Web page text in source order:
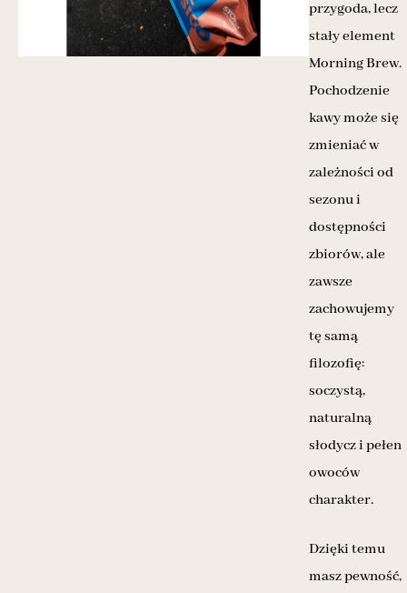
przygoda, lecz
stały element
Morning Brew.
Pochodzenie
kawy może się
zmieniać w
zależności od
sezonu i
dostępności
zbiorów, ale
zawsze
zachowujemy
tę samą
filozofię:
soczystą,
naturalną
słodycz i pełen
owoców
charakter.
Dzięki temu
masz pewność,